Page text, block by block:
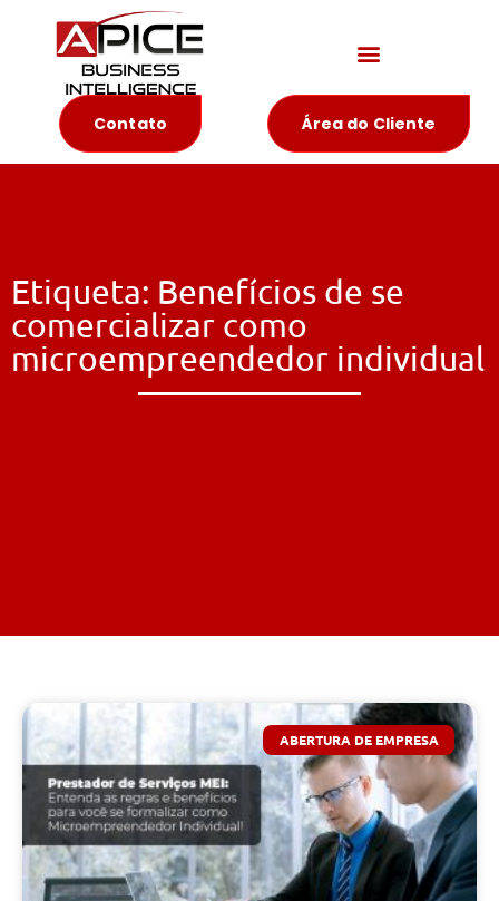
Contato Área do Cliente
Etiqueta: Benefícios de se
comercializar como
microempreendedor individual
ABERTURA DE EMPRESA